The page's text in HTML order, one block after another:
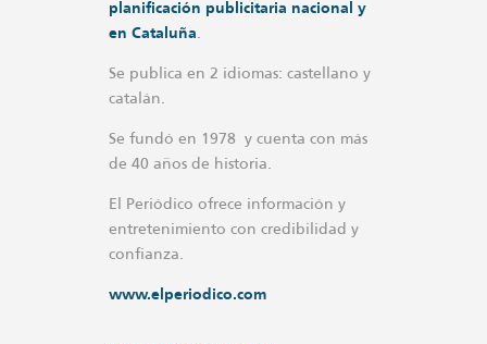
planificación publicitaria nacional y
en Cataluña.
Se publica en 2 idiomas: castellano y
catalán.
Se fundó en 1978 y cuenta con más
de 40 años de historia.
El Periódico ofrece información y
entretenimiento con credibilidad y
confianza.
www.elperiodico.com